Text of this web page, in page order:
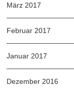
März 2017
Februar 2017
Januar 2017
Dezember 2016